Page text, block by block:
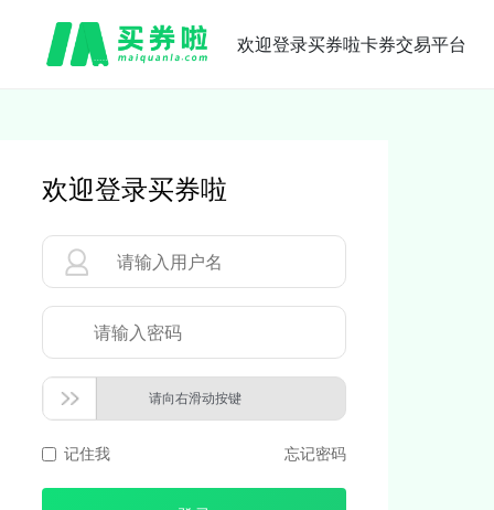
欢迎登录买券啦卡券交易平台
欢迎登录买券啦
请向右滑动按键
记住我 忘记密码